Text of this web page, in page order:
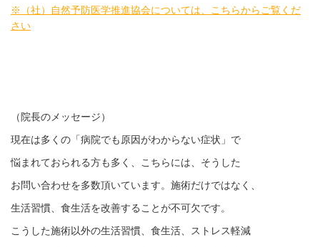
※（社）自然予防医学推進協会については、こちらからご覧くだ
さい
（院長のメッセージ）
現在は多くの「病院でも原因がわからない症状」で
悩まれておられる方も多く、こちらには、そうした
お問い合わせを多数頂いています。施術だけではなく、
生活習慣、食生活を改善することが不可欠です。
こうした施術以外の生活習慣、食生活、ストレス軽減